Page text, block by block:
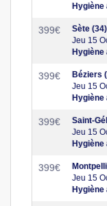
Hygiène
399€
Sète (34)
Jeu 15
Hygiène
399€
Béziers
Jeu 15
Hygiène
399€
Saint-
Jeu 15
Hygiène
399€
Jeu 15
Hygiène